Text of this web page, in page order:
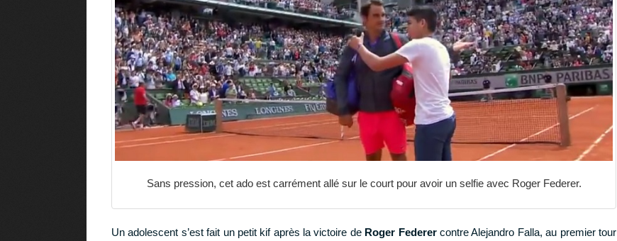
Sans pression, cet ado est carrément allé sur le court pour avoir un selfie avec Roger Federer.
Un adolescent s’est fait un petit kif après la victoire de Roger Federercontre Alejandro Falla, au premier tour